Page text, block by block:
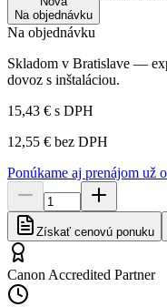
Na objednávku
Na objednávku
Skladom v Bratislave —
dovoz s inštaláciou.
15,43 € s DPH
12,55 € bez DPH
Ponúkame aj prenájom už
Získať cenovú ponuku
Canon Accredited Partner